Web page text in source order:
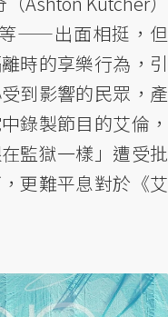
等——出面相挺，但
時的享樂行為，引
到影響的民眾，產
錄製節目的艾倫，
監獄一樣」遭受批
更難平息對於《艾